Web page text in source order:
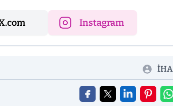
Instagram
İHA